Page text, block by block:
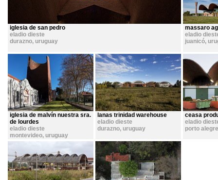
iglesia de san pedro
eladio dieste
durazno, uruguay
massaro
eladio
juanicó,
iglesia de malvín nuestra sra.
de lourdes
eladio dieste
montevideo, uruguay
lanas trinidad warehouse
eladio dieste
durazno, uruguay
ceasa
eladio
porto